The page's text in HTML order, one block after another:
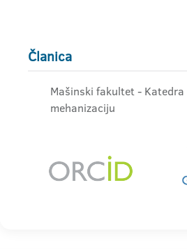
Članica
Mašinski fakultet -
mehanizaciju